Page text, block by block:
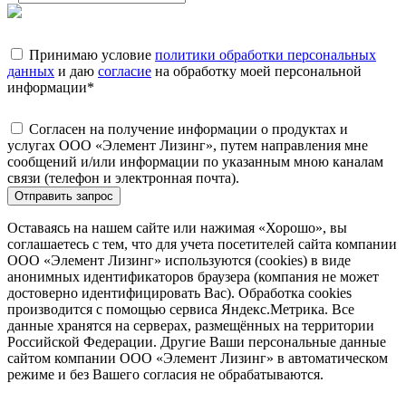
Принимаю условие политики обработки персональных
данных и даю согласие на обработку моей персональной
информации*
Согласен на получение информации о продуктах и
услугах ООО «Элемент Лизинг», путем направления мне
сообщений и/или информации по указанным мною каналам
связи (телефон и электронная почта).
Отправить запрос
Оставаясь на нашем сайте или нажимая «Хорошо», вы
соглашаетесь с тем, что для учета посетителей сайта компании
ООО «Элемент Лизинг» используются (cookies) в виде
анонимных идентификаторов браузера (компания не может
достоверно идентифицировать Вас). Обработка cookies
производится с помощью сервиса Яндекс.Метрика. Все
данные хранятся на серверах, размещённых на территории
Российской Федерации. Другие Ваши персональные данные
сайтом компании ООО «Элемент Лизинг» в автоматическом
режиме и без Вашего согласия не обрабатываются.